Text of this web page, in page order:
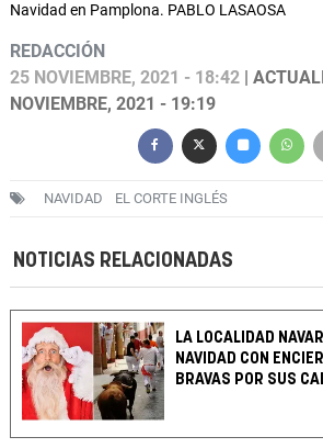
Navidad en Pamplona. PABLO LASAOSA
REDACCIÓN
25 NOVIEMBRE, 2021 - 18:42 |
NOVIEMBRE, 2021 - 19:19
NAVIDAD EL CORTE INGLÉS
NOTICIAS RELACIONADAS
LA LOCALIDAD
NAVIDAD CON
BRAVAS POR SUS